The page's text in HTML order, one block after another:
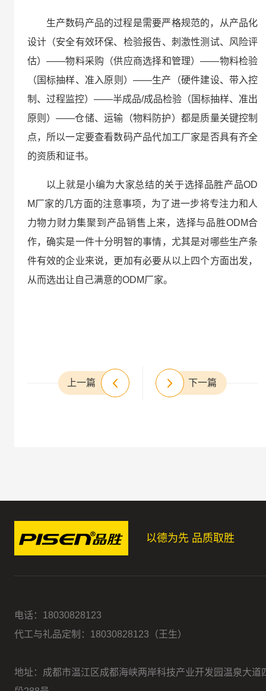
生产数码产品的过程是需要严格规范的，从产品化
设计（安全有效环保、检验报告、刺激性测试、风险评
估）——物料采购（供应商选择和管理）——物料检验
（国标抽样、准入原则）——生产（硬件建设、带入控
制、过程监控）——半成品/成品检验（国标抽样、准出
原则）——仓储、运输（物料防护）都是质量关键控制
点，所以一定要查看数码产品代加工厂家是否具有齐全
的资质和证书。
以上就是小编为大家总结的关于选择品胜产品OD
M厂家的几方面的注意事项，为了进一步将专注力和人
力物力财力集聚到产品销售上来，选择与品胜ODM合
作，确实是一件十分明智的事情，尤其是对哪些生产条
件有效的企业来说，更加有必要从以上四个方面出发，
从而选出让自己满意的ODM厂家。
上一篇 下一篇
以德为先 品质取胜
电话： 18030828123
代工与礼品定制：18030828123（王生）
地址：成都市温江区成都海峡两岸科技产业开发园温泉大道